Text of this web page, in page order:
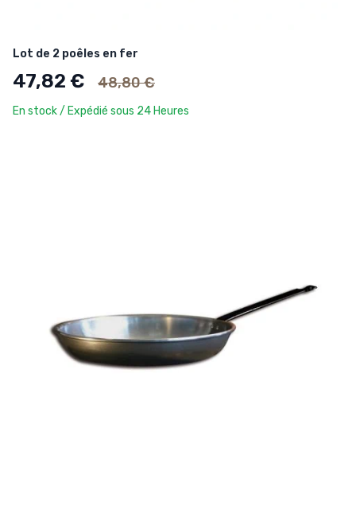
Lot de 2 poêles en fer
47,82 € Ancien prix
48,80 €
En stock / Expédié sous 24 Heures